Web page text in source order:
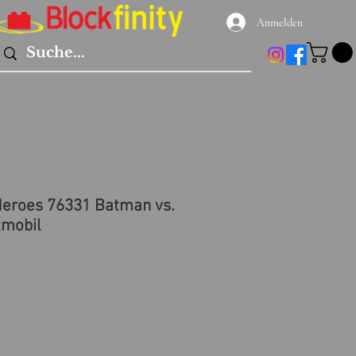
Anmelden
76331 Batman vs.